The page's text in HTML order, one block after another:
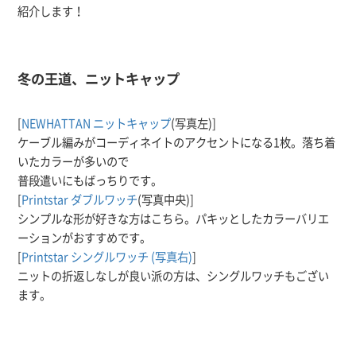
紹介します！
冬の王道、ニットキャップ
NEWHATTAN ニットキャップ(写真左)]
ケーブル編みがコーディネイトのアクセントになる1枚。落ち着
いたカラーが多いので
普段遣いにもばっちりです。
Printstar ダブルワッチ(写真中央)]
シンプルな形が好きな方はこちら。パキッとしたカラーバリエ
ーションがおすすめです。
Printstar シングルワッチ (写真右)
ニットの折返しなしが良い派の方は、シングルワッチもござい
ます。